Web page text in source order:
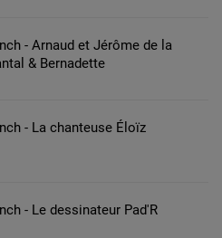
- Arnaud et Jérôme de la
& Bernadette
- La chanteuse Éloïz
- Le dessinateur Pad'R